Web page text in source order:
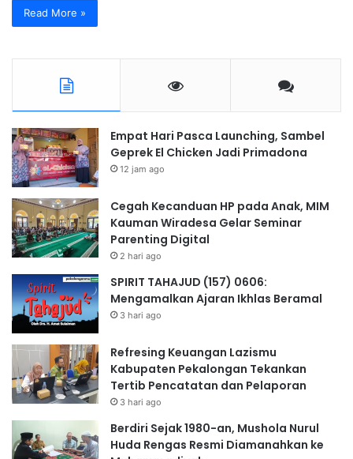
Read More »
Empat Hari Pasca Launching, Sambel
Geprek El Chicken Jadi Primadona
12 jam ago
Cegah Kecanduan HP pada Anak, MIM
Kauman Wiradesa Gelar Seminar
Parenting Digital
2 hari ago
SPIRIT TAHAJUD (157) 0606:
Mengamalkan Ajaran Ikhlas Beramal
3 hari ago
Refresing Keuangan Lazismu
Kabupaten Pekalongan Tekankan
Tertib Pencatatan dan Pelaporan
3 hari ago
Berdiri Sejak 1980-an, Mushola Nurul
Huda Rengas Resmi Diamanahkan ke